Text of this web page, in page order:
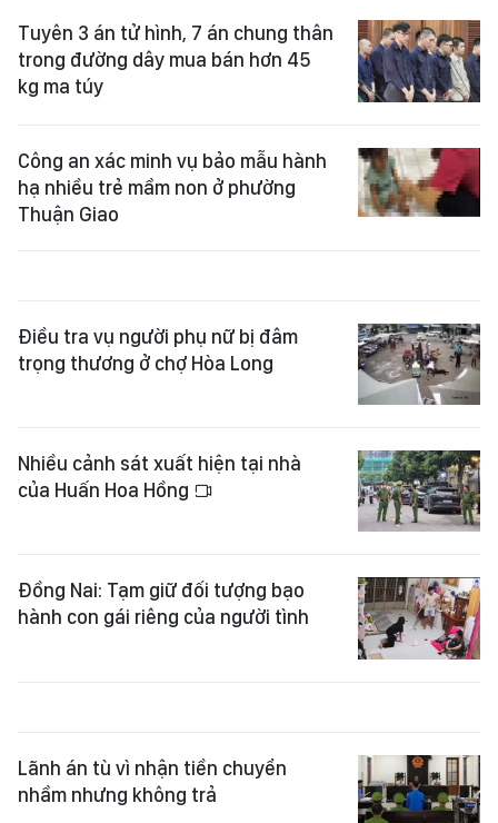
Tuyên 3 án tử hình, 7 án chung thân
trong đường dây mua bán hơn 45
kg ma túy
Công an xác minh vụ bảo mẫu hành
hạ nhiều trẻ mầm non ở phường
Thuận Giao
Điều tra vụ người phụ nữ bị đâm
trọng thương ở chợ Hòa Long
Nhiều cảnh sát xuất hiện tại nhà
của Huấn Hoa Hồng
Đồng Nai: Tạm giữ đối tượng bạo
hành con gái riêng của người tình
Lãnh án tù vì nhận tiền chuyển
nhầm nhưng không trả